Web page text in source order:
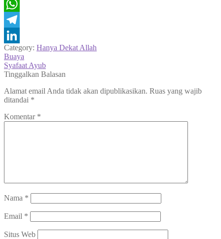
Twitter
WhatsApp
Telegram
LinkedIn
Category: Hanya Dekat Allah
Navigasi
pos
Previous
post:
Buaya
Next
post:
Syafaat Ayub
Tinggalkan Balasan
Alamat email Anda tidak akan dipublikasikan. Ruas yang wajib
ditandai *
Komentar *
Nama *
Email *
Situs Web